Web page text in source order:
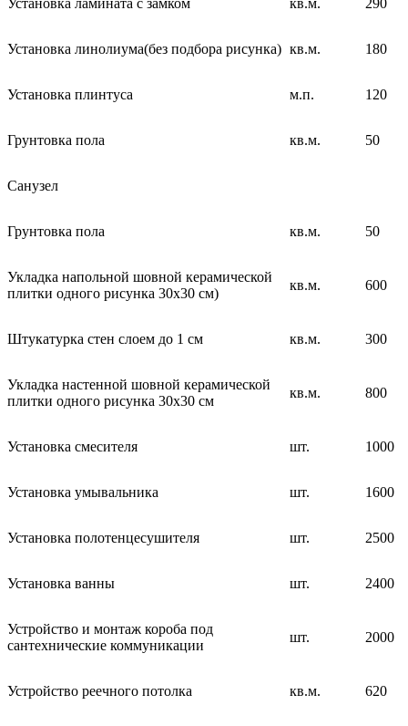
Установка ламината с замком кв.м. 290
Установка линолиума(без подбора рисунка) кв.м. 180
Установка плинтуса м.п. 120
Грунтовка пола кв.м. 50
Санузел
Грунтовка пола кв.м. 50
Укладка напольной шовной керамической
плитки одного рисунка 30х30 см)
кв.м. 600
Штукатурка стен слоем до 1 см кв.м. 300
Укладка настенной шовной керамической
плитки одного рисунка 30х30 см
кв.м. 800
Установка смесителя шт. 1000
Установка умывальника шт. 1600
Установка полотенцесушителя шт. 2500
Установка ванны шт. 2400
Устройство и монтаж короба под
сантехнические коммуникации
шт. 2000
Устройство реечного потолка кв.м. 620